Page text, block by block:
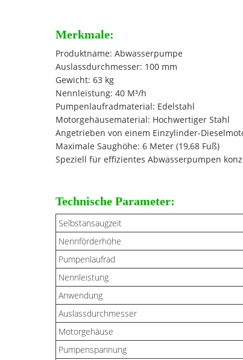
Merkmale:
Produktname: Abwasserpumpe
Auslassdurchmesser: 100 mm
Gewicht: 63 kg
Nennleistung: 40 M³/h
Pumpenlaufradmaterial: Edelstahl
Motorgehäusematerial: Hochwertiger Stahl
Angetrieben von einem Einzylinder-
Maximale Saughöhe: 6 Meter (19,68 Fuß)
Speziell für effizientes Abwasserpumpen
Technische Parameter:
Selbstansaugzeit
Nennförderhöhe
Pumpenlaufrad
Nennleistung
Anwendung
Auslassdurchmesser
Motorgehäuse
Pumpenspannung